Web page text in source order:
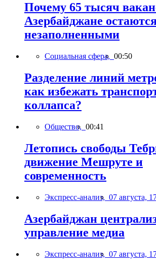
Почему 65 тысяч
Азербайджане
незаполненными
Социальная сфера, 00:50
Разделение линий
как избежать
коллапса?
Общество, 00:41
Летопись свободы
движение Мешруте и
современность
Экспресс-анализ, 07 августа,
Азербайджан
управление медиа
Экспресс-анализ, 07 августа,